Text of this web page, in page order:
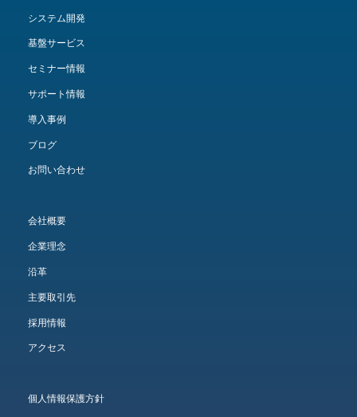
システム開発
基盤サービス
セミナー情報
サポート情報
導入事例
ブログ
お問い合わせ
会社概要
企業理念
沿革
主要取引先
採用情報
アクセス
個人情報保護方針